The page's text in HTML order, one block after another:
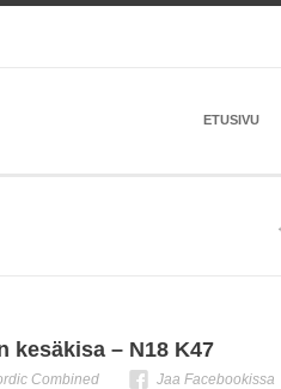
ETUSIVU
kesäkisa – N18 K47
Combined Jaa Facebookissa